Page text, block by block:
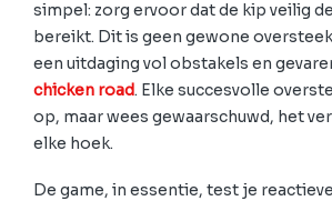
simpel: zorg ervoor dat de kip veilig
bereikt. Dit is geen gewone
een uitdaging vol obstakels en
chicken road. Elke succesvolle
op, maar wees gewaarschuwd, het
elke hoek.
De game, in essentie, test je